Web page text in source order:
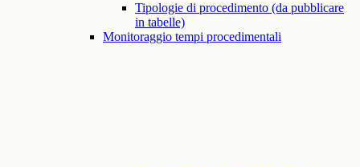
Tipologie di procedimento (da pubblicare
in tabelle)
Monitoraggio tempi procedimentali